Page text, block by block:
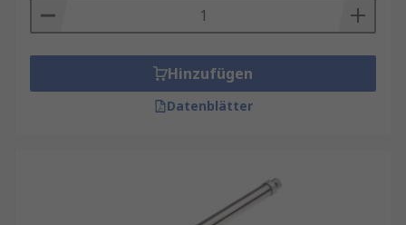
Hinzufügen
Datenblätter